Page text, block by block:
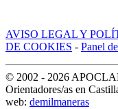
AVISO LEGAL Y
DE COOKIES - Panel
© 2002 - 2026
Orientadores/as en
web: demilmaneras